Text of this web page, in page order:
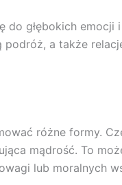
do głębokich emocji
podróż, a także
różne formy.
mądrość. To
lub moralnych